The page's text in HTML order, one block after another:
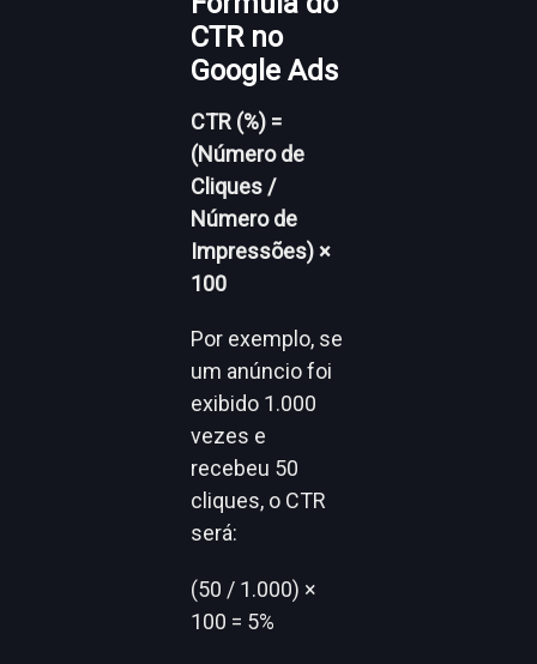
CTR no
Google Ads
CTR (%) =
(Número de
Cliques /
Número de
Impressões) ×
100
Por exemplo, se
um anúncio foi
exibido 1.000
vezes e
recebeu 50
cliques, o CTR
será:
(50 / 1.000) ×
100 = 5%